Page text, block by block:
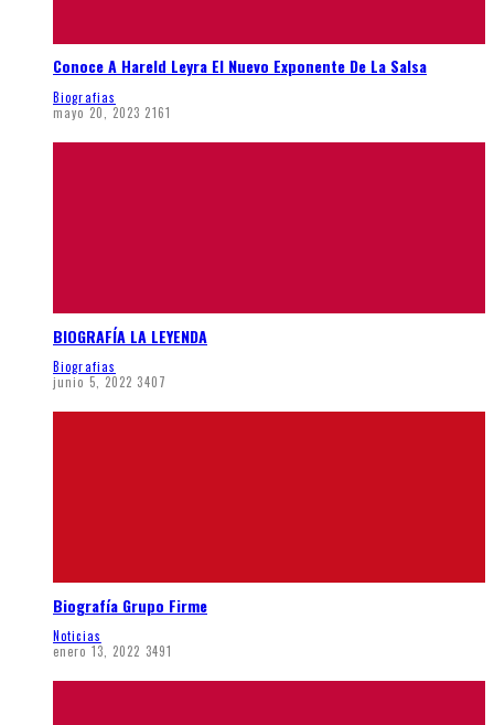
Conoce A Hareld Leyra El Nuevo Exponente De La Salsa
Biografias
mayo 20, 2023 2161
BIOGRAFÍA LA LEYENDA
Biografias
junio 5, 2022 3407
Biografía Grupo Firme
Noticias
enero 13, 2022 3491